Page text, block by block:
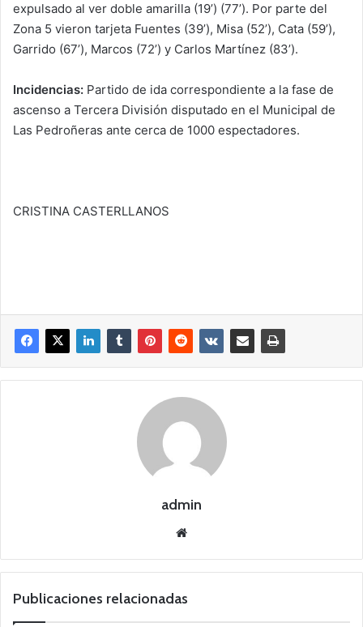
expulsado al ver doble amarilla (19’) (77’). Por parte del
Zona 5 vieron tarjeta Fuentes (39’), Misa (52’), Cata (59’),
Garrido (67’), Marcos (72’) y Carlos Martínez (83’).
Incidencias: Partido de ida correspondiente a la fase de
ascenso a Tercera División disputado en el Municipal de
Las Pedroñeras ante cerca de 1000 espectadores.
CRISTINA CASTERLLANOS
admin
we
Publicaciones relacionadas